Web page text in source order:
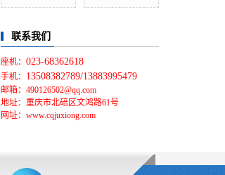
联系我们
座机： 023-68362618
手机： 13508382789/13883995479
邮箱：490126502@qq.com
地址：重庆市北碚区文鸿路61号
网址：www.cqjuxiong.com